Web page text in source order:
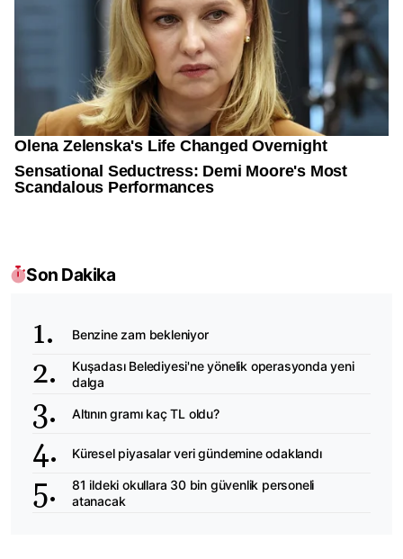
Son Dakika
Benzine zam bekleniyor
Kuşadası Belediyesi'ne yönelik operasyonda yeni
dalga
Altının gramı kaç TL oldu?
Küresel piyasalar veri gündemine odaklandı
81 ildeki okullara 30 bin güvenlik personeli
atanacak